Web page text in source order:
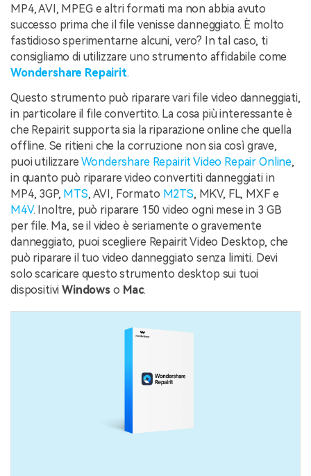
MP4, AVI, MPEG e altri formati ma non abbia avuto
successo prima che il file venisse danneggiato. È molto
fastidioso sperimentarne alcuni, vero? In tal caso, ti
consigliamo di utilizzare uno strumento affidabile come
Wondershare Repairit.
Questo strumento può riparare vari file video danneggiati,
in particolare il file convertito. La cosa più interessante è
che Repairit supporta sia la riparazione online che quella
offline. Se ritieni che la corruzione non sia così grave,
puoi utilizzareWondershare Repairit Video Repair Online,
in quanto può riparare video convertiti danneggiati in
MP4, 3GP, MTS, AVI, Formato M2TS, MKV, FL, MXF e
M4V. Inoltre, può riparare 150 video ogni mese in 3 GB
per file. Ma, se il video è seriamente o gravemente
danneggiato, puoi scegliere Repairit Video Desktop, che
può riparare il tuo video danneggiato senza limiti. Devi
solo scaricare questo strumento desktop sui tuoi
dispositiviWindowso Mac.